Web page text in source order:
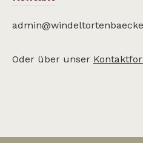
Oder über unser